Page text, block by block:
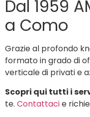
Dal 1959
a Como
Grazie al profondo
formato in grado di
verticale di privati e
Scopri qui tutti i
te. Contattacie